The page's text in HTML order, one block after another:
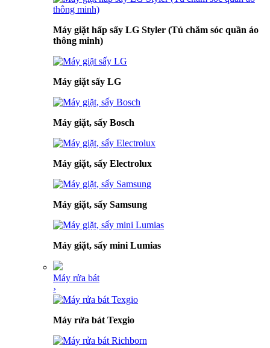
Máy giặt hấp sấy LG Styler (Tủ chăm sóc quần áo
thông minh)
Máy giặt sấy LG
Máy giặt, sấy Bosch
Máy giặt, sấy Electrolux
Máy giặt, sấy Samsung
Máy giặt, sấy mini Lumias
Máy rửa bát
›
Máy rửa bát Texgio